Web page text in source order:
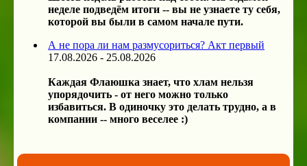
неделе подведём итоги -- вы не узнаете ту себя,
которой вы были в самом начале пути.
А не пора ли нам размусориться? Акт первый
17.08.2026 - 25.08.2026
Каждая Флаюшка знает, что хлам нельзя
упорядочить - от него можно только
избавиться. В одиночку это делать трудно, а в
компании -- много веселее :)